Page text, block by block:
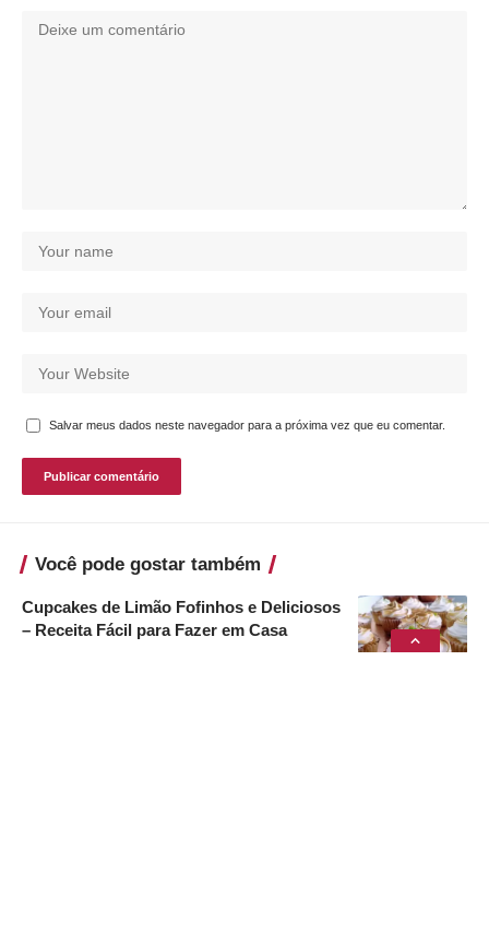
Salvar meus dados neste navegador para a próxima vez que eu comentar.
Você pode gostar também
Cupcakes de Limão Fofinhos e Deliciosos
– Receita Fácil para Fazer em Casa